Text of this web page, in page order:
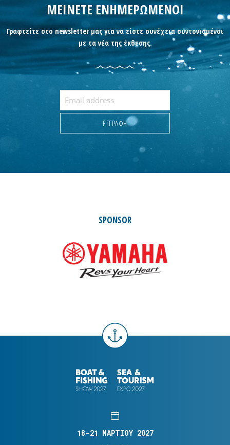
ΜΕΙΝΕΤΕ ΕΝΗΜΕΡΩΜΕΝΟΙ
Γραφτείτε στο newsletter μας για να είστε συνέχεια συντονισμένοι
με τα νέα της έκθεσης.
SPONSOR
18-21 ΜΑΡΤΙΟΥ 2027